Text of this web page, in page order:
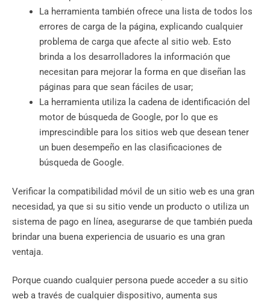
La herramienta también ofrece una lista de todos los
errores de carga de la página, explicando cualquier
problema de carga que afecte al sitio web. Esto
brinda a los desarrolladores la información que
necesitan para mejorar la forma en que diseñan las
páginas para que sean fáciles de usar;
La herramienta utiliza la cadena de identificación del
motor de búsqueda de Google, por lo que es
imprescindible para los sitios web que desean tener
un buen desempeño en las clasificaciones de
búsqueda de Google.
Verificar la compatibilidad móvil de un sitio web es una gran
necesidad, ya que si su sitio vende un producto o utiliza un
sistema de pago en línea, asegurarse de que también pueda
brindar una buena experiencia de usuario es una gran
ventaja.
Porque cuando cualquier persona puede acceder a su sitio
web a través de cualquier dispositivo, aumenta sus